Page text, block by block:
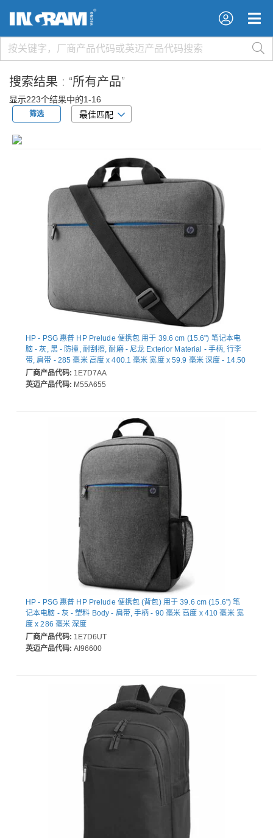
×
×
搜索结果 : “所有产品”
显示223个结果中的1-16
筛选 最佳匹配
HP - PSG 惠普 HP Prelude 便携包 用于 39.6 cm (15.6") 笔记本电
脑 - 灰, 黑 - 防撞, 耐刮擦, 耐磨 - 尼龙 Exterior Material - 手柄, 行李
带, 肩带 - 285 毫米 高度 x 400.1 毫米 宽度 x 59.9 毫米 深度 - 14.50
L Volume Capacity
厂商产品代码: 1E7D7AA
英迈产品代码: M55A655
HP - PSG 惠普 HP Prelude 便携包 (背包) 用于 39.6 cm (15.6") 笔
记本电脑 - 灰 - 塑料 Body - 肩带, 手柄 - 90 毫米 高度 x 410 毫米 宽
度 x 286 毫米 深度
厂商产品代码: 1E7D6UT
英迈产品代码: AI96600